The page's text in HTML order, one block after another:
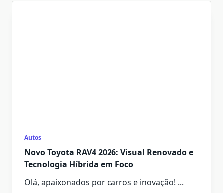
Autos
Novo Toyota RAV4 2026: Visual Renovado e
Tecnologia Híbrida em Foco
Olá, apaixonados por carros e inovação! ...